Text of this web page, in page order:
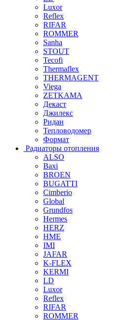
Luxor
Reflex
RIFAR
ROMMER
Sanha
STOUT
Tecofi
Thermaflex
THERMAGENT
Viega
ZETKAMA
Декаст
Джилекс
Ридан
Тепловодомер
Формат
Радиаторы отопления
ALSO
Baxi
BROEN
BUGATTI
Cimberio
Global
Grundfos
Hermes
HERZ
HME
IMI
JAFAR
K-FLEX
KERMI
LD
Luxor
Reflex
RIFAR
ROMMER